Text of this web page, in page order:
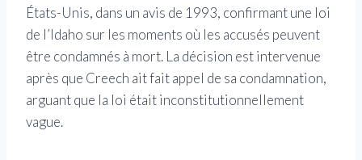
États-Unis, dans un avis de 1993, confirmant une loi
de l’Idaho sur les moments où les accusés peuvent
être condamnés à mort. La décision est intervenue
après que Creech ait fait appel de sa condamnation,
arguant que la loi était inconstitutionnellement
vague.